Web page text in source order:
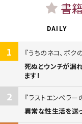
書籍
DAILY
1
うちのネコ、ボク
死ぬとウンチが漏
ます!
2
ラストエンペラー
異常な性生活を送